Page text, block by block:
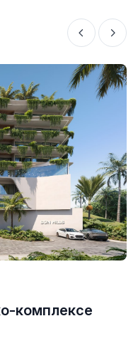
комплексе